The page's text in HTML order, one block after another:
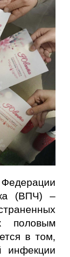
(ВПЧ) –
половым
в том,
инфекции